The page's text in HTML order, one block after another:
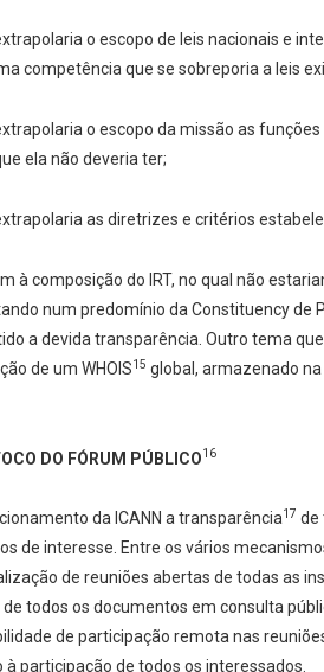
o escopo de leis nacionais e
competência que se sobreporia a leis
o escopo da missão as
ela não deveria ter;
as diretrizes e critérios
à composição do IRT, no qual não
num predomínio da Constituency de
a devida transparência. Outro tema
de um WHOIS15 global, armazenado na
DO FÓRUM PÚBLICO16
da ICANN a transparência17 de
de interesse. Entre os vários
de reuniões abertas de todas as
de todos os documentos em consulta
de participação remota nas
participação de todos os interessados.